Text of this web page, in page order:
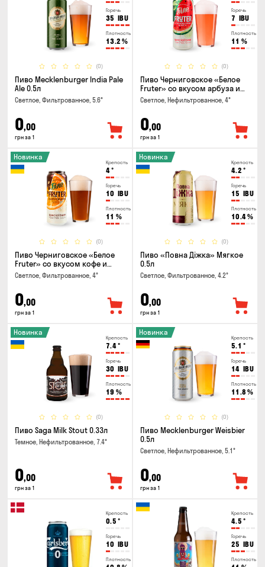
Горечь
35 IBU
Плотность
13.2 %
(0)
Пиво Mecklenburger India Pale
Ale 0.5л
Светлое, Фильтрованное, 5.6°
0,00
грн за 1
Горечь
7 IBU
Плотность
11 %
(0)
Пиво Черниговское «Белое
Fruter» со вкусом арбуза и
мяты 0.5л
Светлое, Нефильтрованное, 4°
0,00
грн за 1
Крепость
4°
Горечь
10 IBU
Плотность
11 %
(0)
Новинка
Пиво Черниговское «Белое
Fruter» со вкусом кофе и
апельсина 0.5 л
Светлое, Фильтрованное, 4°
0,00
грн за 1
Крепость
4.2 °
Горечь
15 IBU
Плотность
10.4%
(0)
Новинка
Пиво «Повна Діжка» Мягкое
0.5л
Светлое, Фильтрованное, 4.2°
0,00
грн за 1
Крепость
7.4°
Горечь
30 IBU
Плотность
19 %
(0)
Новинка
Пиво Saga Milk Stout 0.33л
Темное, Нефильтрованное, 7.4°
0,00
грн за 1
Крепость
5.1 °
Горечь
14 IBU
Плотность
11.8 %
(0)
Новинка
Пиво Mecklenburger Weisbier
0.5л
Светлое, Нефильтрованное, 5.1°
0,00
грн за 1
Крепость
0.5 °
Горечь
10 IBU
Плотность
Крепость
4.5 °
Горечь
25 IBU
Плотность